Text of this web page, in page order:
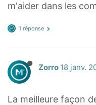
m'aider dans les
1 réponse
Zorro 18 janv.
La meilleure façon